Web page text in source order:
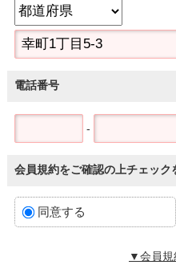
電話番号
-
会員規約をご確認の上チェック
同意する
▼会員